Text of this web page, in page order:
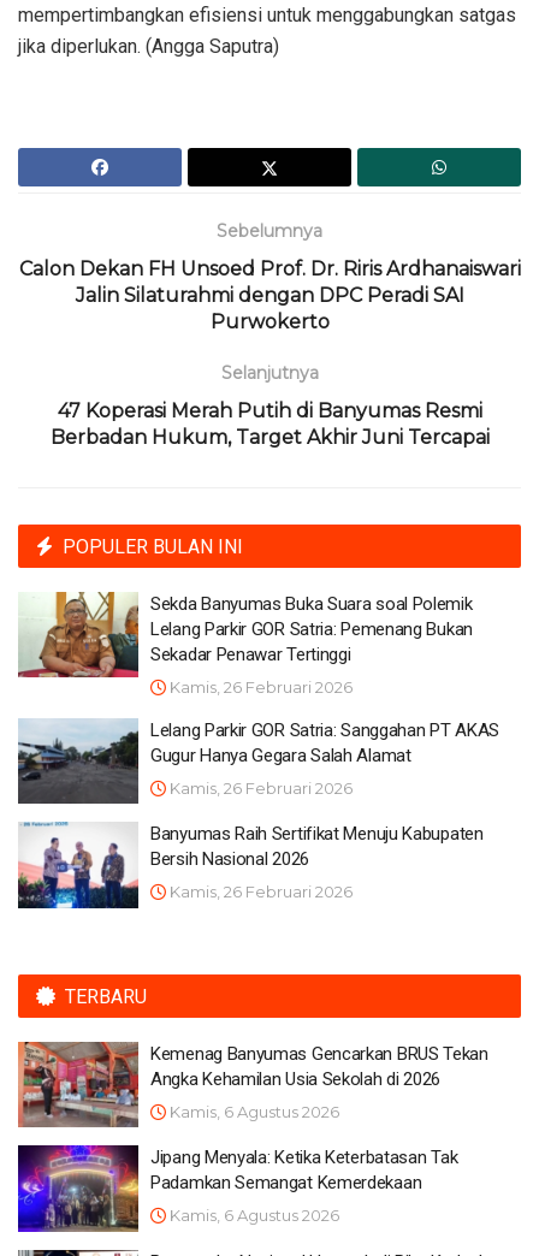
mempertimbangkan efisiensi untuk menggabungkan satgas
jika diperlukan. (Angga Saputra)
Sebelumnya
Calon Dekan FH Unsoed Prof. Dr. Riris Ardhanaiswari
Jalin Silaturahmi dengan DPC Peradi SAI
Purwokerto
Selanjutnya
47 Koperasi Merah Putih di Banyumas Resmi
Berbadan Hukum, Target Akhir Juni Tercapai
POPULER BULAN INI
Sekda Banyumas Buka Suara soal Polemik
Lelang Parkir GOR Satria: Pemenang Bukan
Sekadar Penawar Tertinggi
Kamis, 26 Februari 2026
Lelang Parkir GOR Satria: Sanggahan PT AKAS
Gugur Hanya Gegara Salah Alamat
Kamis, 26 Februari 2026
Banyumas Raih Sertifikat Menuju Kabupaten
Bersih Nasional 2026
Kamis, 26 Februari 2026
TERBARU
Kemenag Banyumas Gencarkan BRUS Tekan
Angka Kehamilan Usia Sekolah di 2026
Kamis, 6 Agustus 2026
Jipang Menyala: Ketika Keterbatasan Tak
Padamkan Semangat Kemerdekaan
Kamis, 6 Agustus 2026